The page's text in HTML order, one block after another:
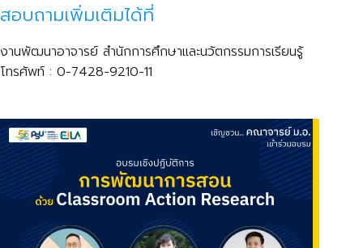
สอบถามเพิ่มเติมได้ที่
งานพัฒนาอาจารย์ สำนักการศึกษาและนวัตกรรมการเรียนรู้
โทรศัพท์ : 0-7428-9210-11